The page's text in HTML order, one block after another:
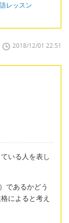
レッスン
2018/12/01 22:51
いる人を表し
であるかどう
によると考え